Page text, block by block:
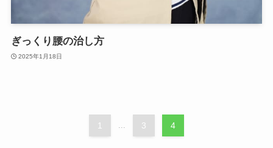
ぎっくり腰の治し方
2025年1月18日
1 3 4